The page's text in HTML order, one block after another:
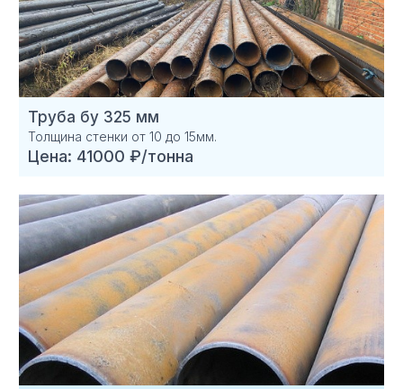
Труба бу 325 мм
Толщина стенки от 10 до 15мм.
Цена: 41000 ₽/тонна